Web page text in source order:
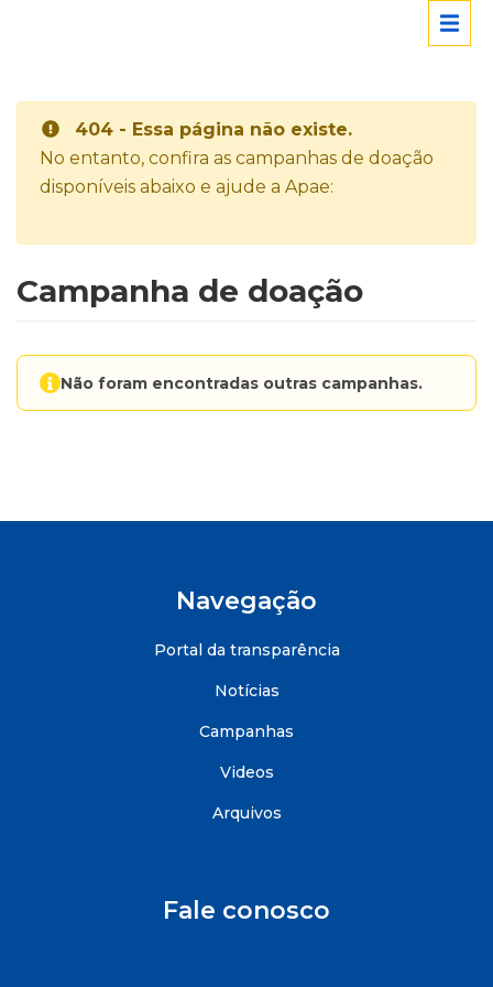
404 - Essa página não existe.
No entanto, confira as campanhas de doação
disponíveis abaixo e ajude a Apae:
Campanha de doação
Não foram encontradas outras campanhas.
Navegação
Portal da transparência
Notícias
Campanhas
Videos
Arquivos
Fale conosco